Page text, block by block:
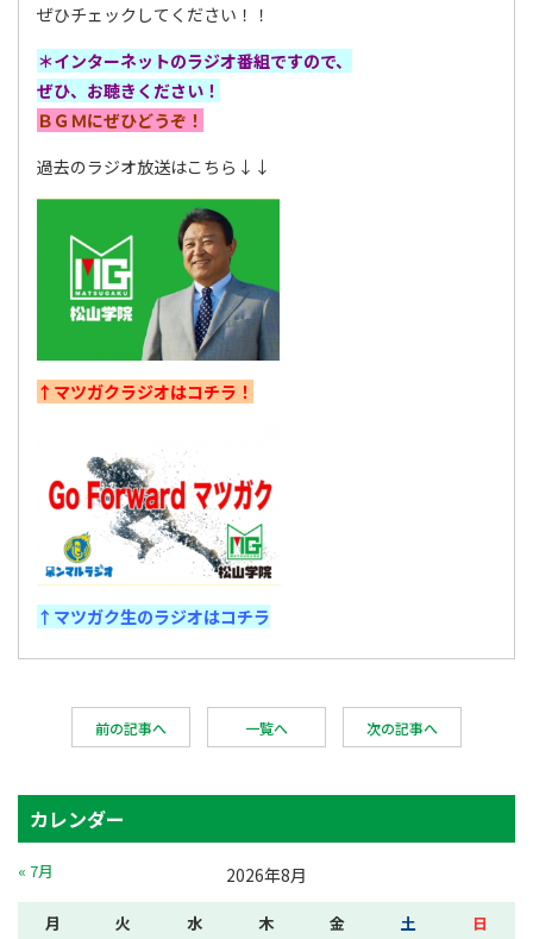
ぜひチェックしてください！！
＊インターネットのラジオ番組ですので、
ぜひ、お聴きください！
ＢＧＭにぜひどうぞ！
過去のラジオ放送はこちら↓↓
↑マツガクラジオはコチラ！
↑マツガク生のラジオはコチラ
前の記事へ 一覧へ 次の記事へ
カレンダー
2026年8月
月 火 水 木 金 土 日
« 7月